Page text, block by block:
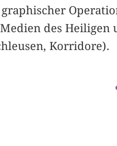
des
Korridore).